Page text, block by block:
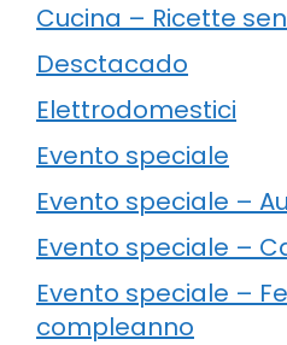
Cucina – Ricette
Desctacado
Elettrodomestici
Evento speciale
Evento speciale –
Evento speciale –
Evento speciale –
compleanno